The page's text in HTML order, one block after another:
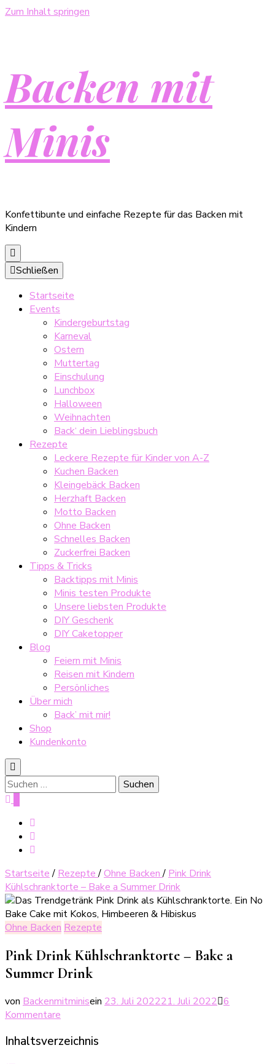
Zum Inhalt springen
Backen mit
Minis
Konfettibunte und einfache Rezepte für das Backen mit
Kindern
Schließen
Startseite
Events
Kindergeburtstag
Karneval
Ostern
Muttertag
Einschulung
Lunchbox
Halloween
Weihnachten
Back‘ dein Lieblingsbuch
Rezepte
Leckere Rezepte für Kinder von A-Z
Kuchen Backen
Kleingebäck Backen
Herzhaft Backen
Motto Backen
Ohne Backen
Schnelles Backen
Zuckerfrei Backen
Tipps & Tricks
Backtipps mit Minis
Minis testen Produkte
Unsere liebsten Produkte
DIY Geschenk
DIY Caketopper
Blog
Feiern mit Minis
Reisen mit Kindern
Persönliches
Über mich
Back’ mit mir!
Shop
Kundenkonto
Suche
nach:
Startseite / Rezepte/Ohne Backen/ Pink Drink
Kühlschranktorte – Bake a Summer Drink
Ohne Backen Rezepte
Pink Drink Kühlschranktorte – Bake a
Summer Drink
von Backenmitminisein 23. Juli 202221. Juli 2022 6
Kommentare
Drink
Inhaltsverzeichnis